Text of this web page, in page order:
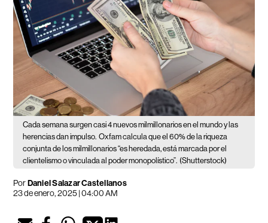
Cada semana surgen casi 4 nuevos milmillonarios en el mundo y las
herencias dan impulso. Oxfam calcula que el 60% de la riqueza
conjunta de los milmillonarios “es heredada, está marcada por el
clientelismo o vinculada al poder monopolístico”. (Shutterstock)
PorDaniel Salazar Castellanos
23 de enero, 2025 | 04:00 AM